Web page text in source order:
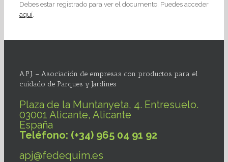
Debes estar registrado para ver el documento. Puedes acceder
aquí.
A.P.J. – Asociación de empresas con productos para el
cuidado de Parques y Jardines
Plaza de la Muntanyeta, 4. Entresuelo.
03001 Alicante, Alicante
España
Teléfono: (+34) 965 04 91 92
apj@fedequim.es